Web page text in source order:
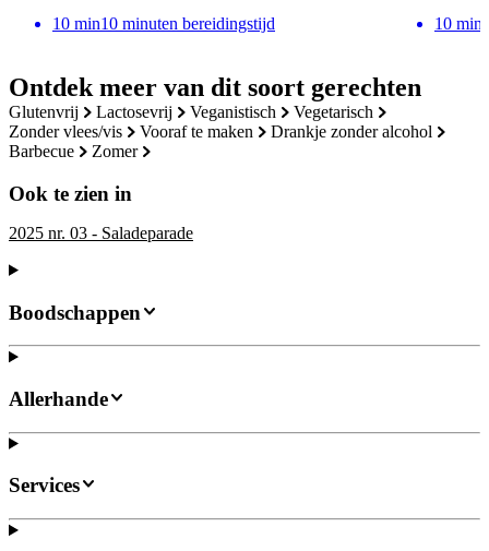
Ontdek meer van dit soort gerechten
glutenvrij lactosevrij veganistisch
vegetarisch
zonder vlees/vis
vooraf te maken
drankje zonder alcohol
barbecue
zomer
Ook te zien in
2025 nr. 03 - Saladeparade
10 min10 minuten bereidingstijd
10 min
Boodschappen
Allerhande
Services